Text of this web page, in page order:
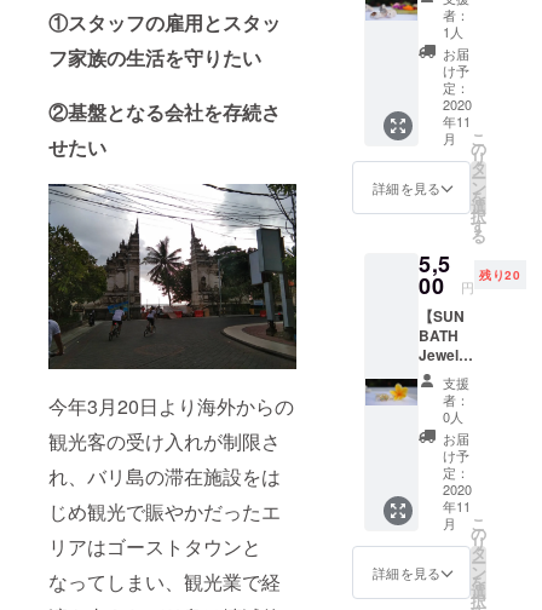
①スタッフの雇用とスタッ
フ家族の生活を守りたい
②基盤となる会社を存続さ
せたい
今年3月20日より海外からの
観光客の受け入れが制限さ
れ、バリ島の滞在施設をは
じめ観光で賑やかだったエ
リアはゴーストタウンと
なってしまい、観光業で経
ターを
送らせ
ていた
だきま
す。
バリ島
チュル
ク製シ
ルバー
ジュエ
リー】
アジア
ンエス
ニック
リーフ
型ピア
ス (シル
材：シ
ルバー
925, 天
然石 天
然石：
トルコ
石/ガー
ネット/
ペリ
ドット
（天然
石はお
選びい
ただけ
ませ
ん） サ
イズ：
者：
1人
お届
け予
定：
2020
年11
月
詳細を見る
こ
の
リ
タ
ー
ン
を
選
択
す
る
5,5
00 円
残り20
【SUN
BATH
Jewelry
提供
バリ島
チュル
ク製シ
ルバー
ジュエ
リー】
アジア
ンエス
ニック
リーフ
型ピア
支援
者：
0人
お届
け予
定：
2020
年11
月
詳細を見る
こ
の
リ
タ
ー
ン
を
選
択